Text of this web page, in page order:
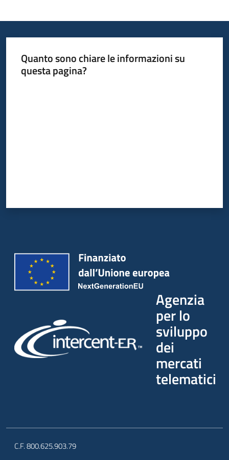
Quanto sono chiare le informazioni su
questa pagina?
Agenzia
per lo
sviluppo
dei
mercati
telematici
C.F. 800.625.903.79